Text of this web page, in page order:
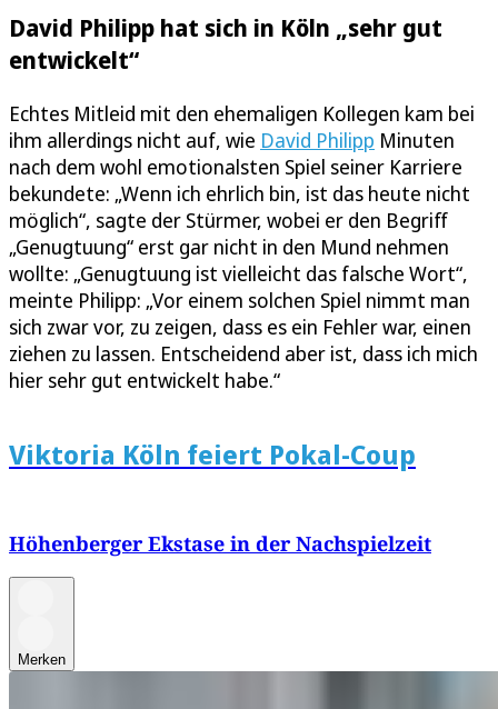
David Philipp hat sich in Köln „sehr gut
entwickelt“
Echtes Mitleid mit den ehemaligen Kollegen kam bei
ihm allerdings nicht auf, wie David Philipp Minuten
nach dem wohl emotionalsten Spiel seiner Karriere
bekundete: „Wenn ich ehrlich bin, ist das heute nicht
möglich“, sagte der Stürmer, wobei er den Begriff
„Genugtuung“ erst gar nicht in den Mund nehmen
wollte: „Genugtuung ist vielleicht das falsche Wort“,
meinte Philipp: „Vor einem solchen Spiel nimmt man
sich zwar vor, zu zeigen, dass es ein Fehler war, einen
ziehen zu lassen. Entscheidend aber ist, dass ich mich
hier sehr gut entwickelt habe.“
Viktoria Köln feiert Pokal-Coup
Höhenberger Ekstase in der Nachspielzeit
Merken